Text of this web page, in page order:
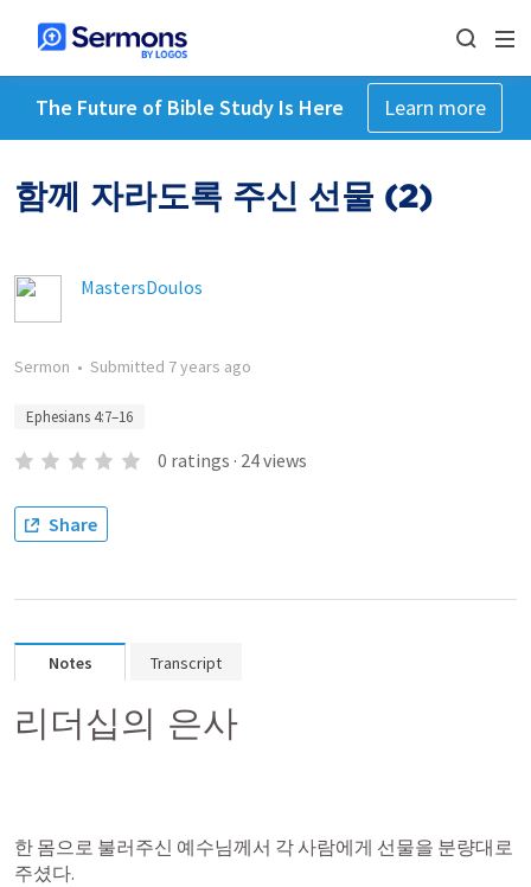
The Future of Bible Study Is Here Learn more
함께 자라도록 주신 선물 (2)
MastersDoulos
Sermon • Submitted 7 years ago
Ephesians 4:7–16
0 ratings · 24views
Share
Notes Transcript
리더십의 은사
한 몸으로 불러주신 예수님께서 각 사람에게 선물을 분량대로
주셨다.